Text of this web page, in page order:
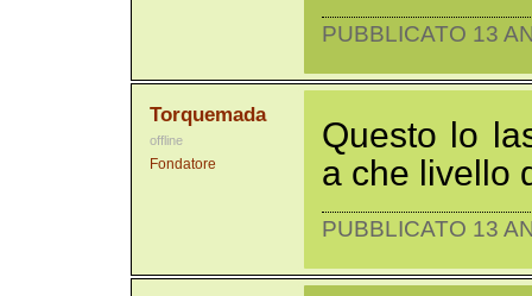
PUBBLICATO 13
Torquemada
offline
Fondatore
Questo lo
a che livello
PUBBLICATO 13